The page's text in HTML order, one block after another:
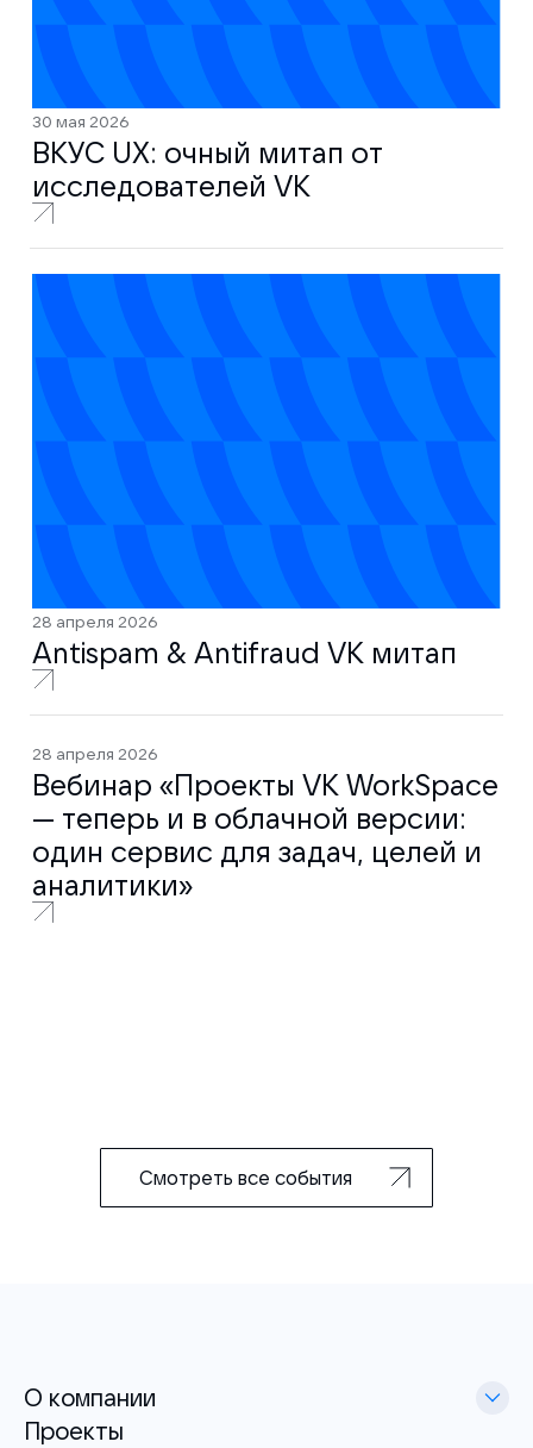
30 мая 2026
ВКУС UX: очный митап от
исследователей VK
28 апреля 2026
Antispam & Antifraud VK митап
28 апреля 2026
Вебинар «Проекты VK WorkSpace
— теперь и в облачной версии:
один сервис для задач, целей и
аналитики»
Смотреть все события
О компании
Проекты